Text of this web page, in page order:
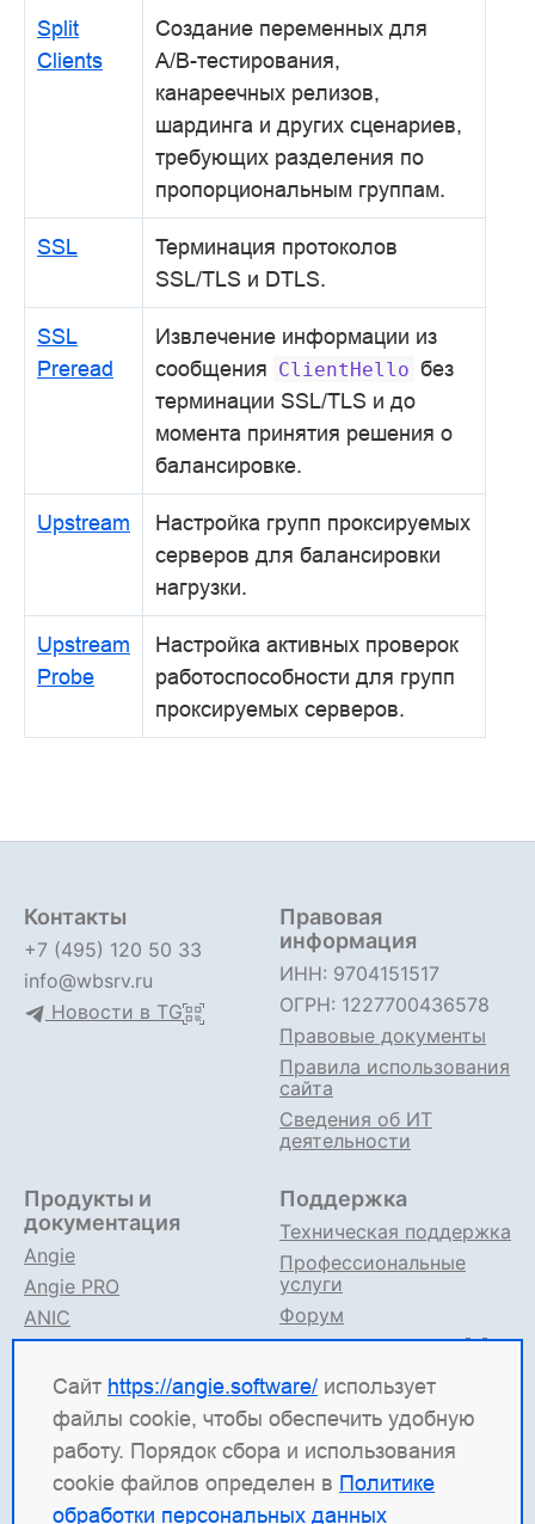
Split
Clients
Создание переменных для
A/B-тестирования,
канареечных релизов,
шардинга и других сценариев,
требующих разделения по
пропорциональным группам.
SSL
Терминация протоколов
SSL/TLS и DTLS.
SSL
Preread
Извлечение информации из
сообщения ClientHello без
терминации SSL/TLS и до
момента принятия решения о
балансировке.
Upstream
Настройка групп проксируемых
серверов для балансировки
нагрузки.
Upstream
Probe
Настройка активных проверок
работоспособности для групп
проксируемых серверов.
Сайт https://angie.software/ использует
файлы cookie, чтобы обеспечить удобную
работу. Порядок сбора и использования
cookie файлов определен в Политике
обработки персональных данных
Контакты
+7 (495) 120 50 33
info@wbsrv.ru
Новости в TG
Правовая
информация
ИНН: 9704151517
ОГРН: 1227700436578
Правовые документы
Правила использования
сайта
Сведения об ИТ
деятельности
Продукты и
документация
Angie
Angie PRO
ANIC
Angie ADC
Документация
Поддержка
Техническая поддержка
Профессиональные
услуги
Форум
Поддержка в TG
Angie Software(ООО "Веб-Сервер") — российская
ИТ-компания, которая развивает решения для
высоконагруженных систем. Среди наших